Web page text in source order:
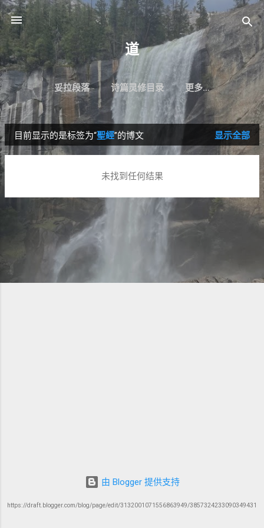
跳至主要内容
道
妥拉段落 诗篇灵修目录 更多…
博
目前显示的是标签为“聖經”的博文 显示全部
未找到任何结果
由 Blogger 提供支持
https://draft.blogger.com/blog/page/edit/3132001071556863949/3857324233090349431